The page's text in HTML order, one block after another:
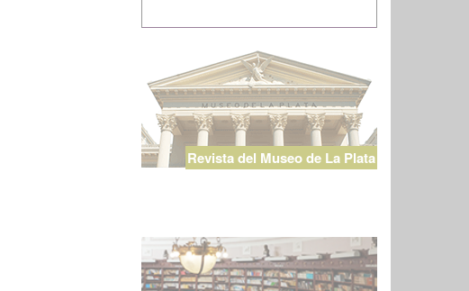
Revista del Museo de La Plata